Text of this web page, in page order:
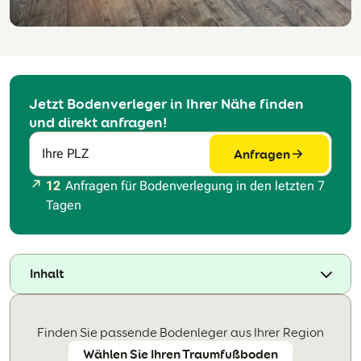
Jetzt Bodenverleger in Ihrer Nähe finden
und direkt anfragen!
Ihre PLZ Anfragen
12 Anfragen für Bodenverlegung in den letzten 7
Tagen
Inhalt
Finden Sie passende Bodenleger aus Ihrer Region
Wählen Sie Ihren Traumfußboden